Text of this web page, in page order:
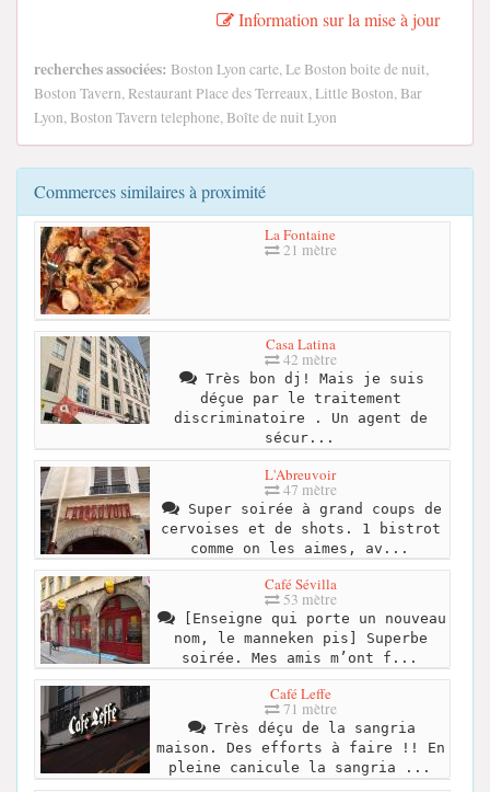
Information sur la mise à jour
recherches associées: Boston Lyon carte, Le Boston boite de nuit,
Boston Tavern, Restaurant Place des Terreaux, Little Boston, Bar
Lyon, Boston Tavern telephone, Boîte de nuit Lyon
Commerces similaires à proximité
La Fontaine
21 mètre
Casa Latina
42 mètre
Très bon dj! Mais je suis
déçue par le traitement
discriminatoire . Un agent de
sécur...
L'Abreuvoir
47 mètre
Super soirée à grand coups de
cervoises et de shots. 1 bistrot
comme on les aimes, av...
Café Sévilla
53 mètre
[Enseigne qui porte un nouveau
nom, le manneken pis] Superbe
soirée. Mes amis m’ont f...
Café Leffe
71 mètre
Très déçu de la sangria
maison. Des efforts à faire !! En
pleine canicule la sangria ...